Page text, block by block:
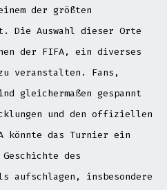
der größten
Die Auswahl dieser Orte
der FIFA, ein diverses
veranstalten. Fans,
gleichermaßen gespannt
und den offiziellen
könnte das Turnier ein
des
aufschlagen, insbesondere